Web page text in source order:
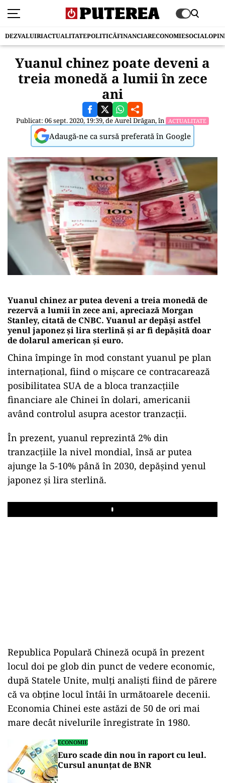
DEZVALUIRIACTUALITATEPOLITICĂFINANCIARECONOMIESOCIAL
Yuanul chinez poate deveni a
treia monedă a lumii în zece
ani
Publicat: 06 sept. 2020, 19:39, deAurel Drăgan, în ACTUALITATE
Adaugă-ne ca sursă preferată în Google
Yuanul chinez ar putea deveni a treia monedă de
rezervă a lumii în zece ani, apreciază Morgan
Stanley, citată de CNBC. Yuanul ar depăși astfel
yenul japonez și lira sterlină și ar fi depășită doar
de dolarul american și euro.
China împinge în mod constant yuanul pe plan
internațional, fiind o mișcare ce contracarează
posibilitatea SUA de a bloca tranzacțiile
financiare ale Chinei în dolari, americanii
având controlul asupra acestor tranzacții.
În prezent, yuanul reprezintă 2% din
tranzacţiile la nivel mondial, însă ar putea
ajunge la 5-10% până în 2030, depăşind yenul
japonez şi lira sterlină.
Play
Republica Populară Chineză ocupă în prezent
locul doi pe glob din punct de vedere economic,
după Statele Unite, mulţi analişti fiind de părere
că va obţine locul întâi în următoarele decenii.
Economia Chinei este astăzi de 50 de ori mai
mare decât nivelurile înregistrate în 1980.
ECONOMIE
Euro scade din nou în raport cu leul.
Cursul anunțat de BNR